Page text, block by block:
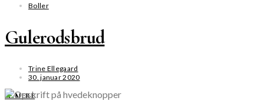
Boller
Gulerodsbrud
Trine Ellegaard
30. januar 2020
SE MERE